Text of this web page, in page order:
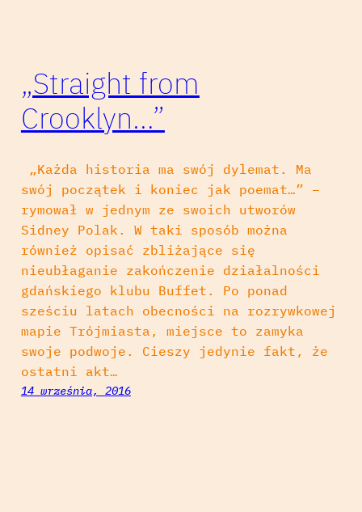
„Straight from
Crooklyn…”
„Każda historia ma swój dylemat. Ma
swój początek i koniec jak poemat…” –
rymował w jednym ze swoich utworów
Sidney Polak. W taki sposób można
również opisać zbliżające się
nieubłaganie zakończenie działalności
gdańskiego klubu Buffet. Po ponad
sześciu latach obecności na rozrywkowej
mapie Trójmiasta, miejsce to zamyka
swoje podwoje. Cieszy jedynie fakt, że
ostatni akt…
14 września, 2016